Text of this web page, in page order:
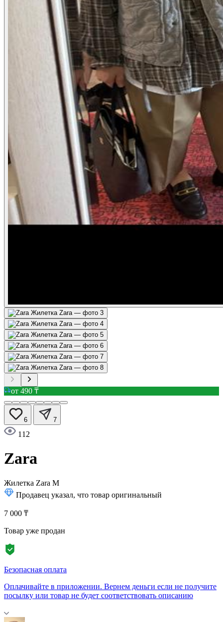
от 490 ₸
6 7
112
Zara
Жилетка Zara M
Продавец указал, что товар оригинальный
7 000 ₸
Товар уже продан
Безопасная оплата
Оплачивайте в приложении. Вернем деньги если не получите
посылку или товар не будет соответствовать описанию